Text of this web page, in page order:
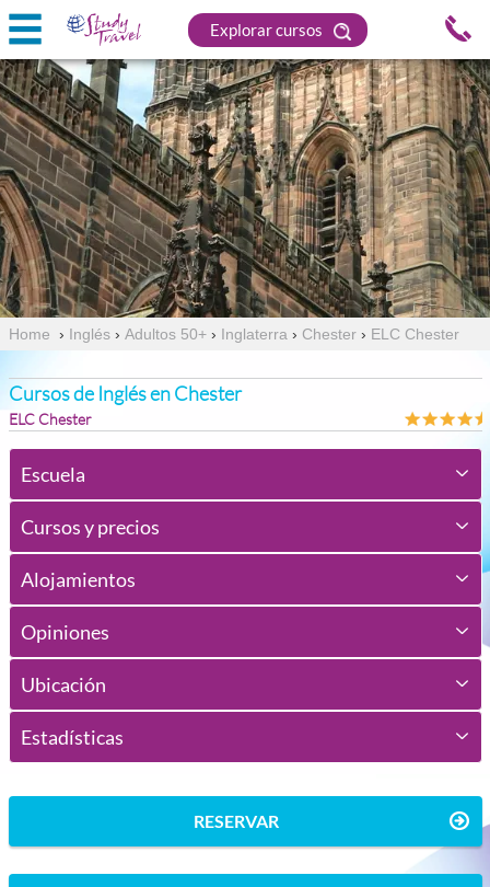
Explorar cursos
Home › Inglés › Adultos 50+ › Inglaterra › Chester › ELC Chester
Cursos de Inglés en Chester
ELC Chester
Escuela
Cursos y precios
Alojamientos
Opiniones
Ubicación
Estadísticas
RESERVAR